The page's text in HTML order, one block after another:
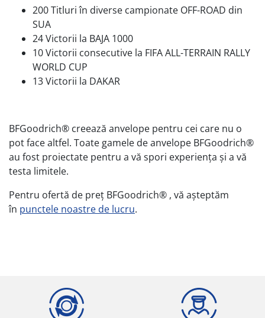
200 Titluri în diverse campionate OFF-ROAD din
SUA
24 Victorii la BAJA 1000
10 Victorii consecutive la FIFA ALL-TERRAIN RALLY
WORLD CUP
13 Victorii la DAKAR
BFGoodrich® creează anvelope pentru cei care nu o
pot face altfel. Toate gamele de anvelope BFGoodrich®
au fost proiectate pentru a vă spori experiența și a vă
testa limitele.
Pentru ofertă de preț BFGoodrich® , vă așteptăm
în punctele noastre de lucru.